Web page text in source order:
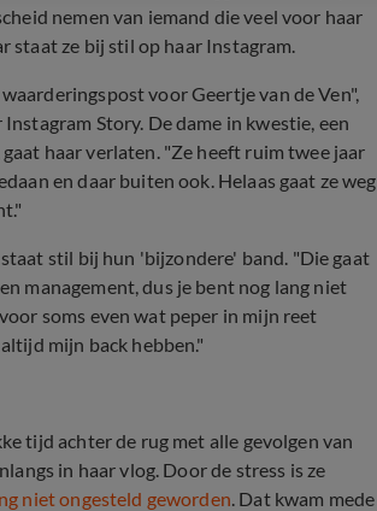
nemen van iemand die veel voor haar
staat ze bij stil op haar Instagram.
waarderingspost voor Geertje van de Ven",
Story. De dame in kwestie, een
gaat haar verlaten. "Ze heeft ruim twee jaar
en daar buiten ook. Helaas gaat ze weg
stil bij hun 'bijzondere' band. "Die gaat
management, dus je bent nog lang niet
soms even wat peper in mijn reet
mijn back hebben."
tijd achter de rug met alle gevolgen van
in haar vlog. Door de stress is ze
niet ongesteld geworden. Dat kwam mede